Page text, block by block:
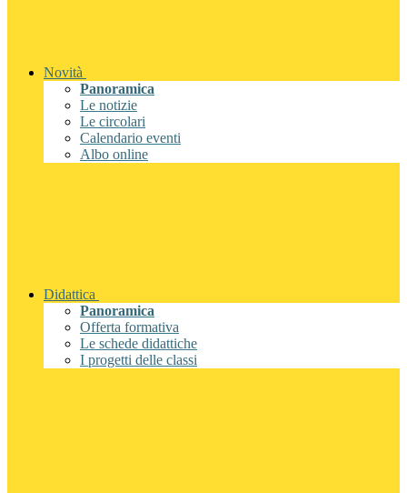
Novità
Panoramica
Le notizie
Le circolari
Calendario eventi
Albo online
Didattica
Panoramica
Offerta formativa
Le schede didattiche
I progetti delle classi